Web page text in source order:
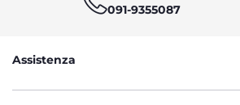
091-9355087
Assistenza